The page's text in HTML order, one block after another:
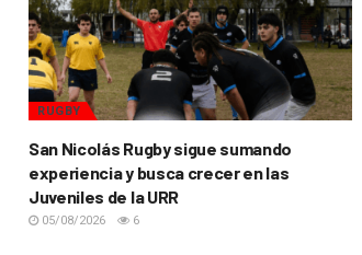
RUGBY
San Nicolás Rugby sigue sumando
experiencia y busca crecer en las
Juveniles de la URR
05/08/2026 6